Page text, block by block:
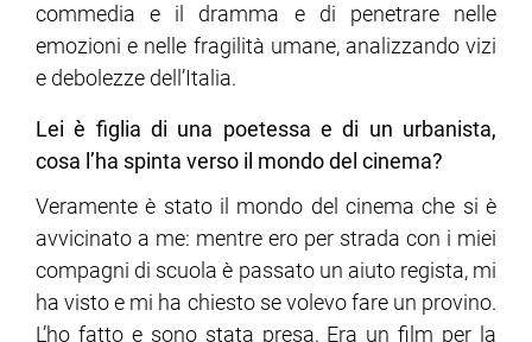
commedia e il dramma e di penetrare nelle
emozioni e nelle fragilità umane, analizzando vizi
e debolezze dell’Italia.
Lei è figlia di una poetessa e di un urbanista,
cosa l’ha spinta verso il mondo del cinema?
Veramente è stato il mondo del cinema che si è
avvicinato a me: mentre ero per strada con i miei
compagni di scuola è passato un aiuto regista, mi
ha visto e mi ha chiesto se volevo fare un provino.
L’ho fatto e sono stata presa. Era un film per la